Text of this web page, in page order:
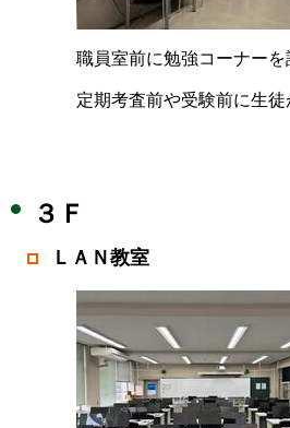
職員室前に勉強コーナーを
定期考査前や受験前に生徒
３Ｆ
ＬＡＮ教室